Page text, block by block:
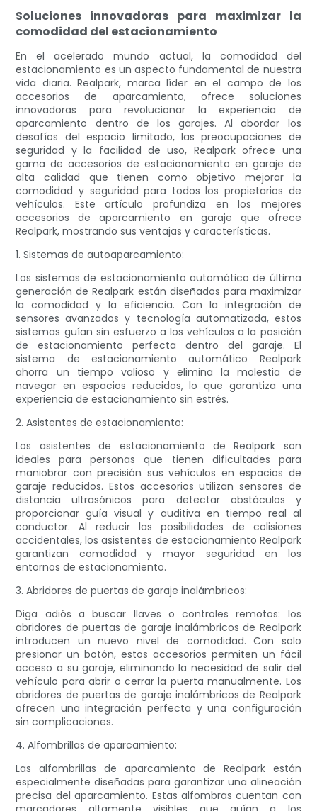
Soluciones innovadoras para maximizar la
comodidad del estacionamiento
En el acelerado mundo actual, la comodidad del
estacionamiento es un aspecto fundamental de nuestra
vida diaria. Realpark, marca líder en el campo de los
accesorios de aparcamiento, ofrece soluciones
innovadoras para revolucionar la experiencia de
aparcamiento dentro de los garajes. Al abordar los
desafíos del espacio limitado, las preocupaciones de
seguridad y la facilidad de uso, Realpark ofrece una
gama de accesorios de estacionamiento en garaje de
alta calidad que tienen como objetivo mejorar la
comodidad y seguridad para todos los propietarios de
vehículos. Este artículo profundiza en los mejores
accesorios de aparcamiento en garaje que ofrece
Realpark, mostrando sus ventajas y características.
1. Sistemas de autoaparcamiento:
Los sistemas de estacionamiento automático de última
generación de Realpark están diseñados para maximizar
la comodidad y la eficiencia. Con la integración de
sensores avanzados y tecnología automatizada, estos
sistemas guían sin esfuerzo a los vehículos a la posición
de estacionamiento perfecta dentro del garaje. El
sistema de estacionamiento automático Realpark
ahorra un tiempo valioso y elimina la molestia de
navegar en espacios reducidos, lo que garantiza una
experiencia de estacionamiento sin estrés.
2. Asistentes de estacionamiento:
Los asistentes de estacionamiento de Realpark son
ideales para personas que tienen dificultades para
maniobrar con precisión sus vehículos en espacios de
garaje reducidos. Estos accesorios utilizan sensores de
distancia ultrasónicos para detectar obstáculos y
proporcionar guía visual y auditiva en tiempo real al
conductor. Al reducir las posibilidades de colisiones
accidentales, los asistentes de estacionamiento Realpark
garantizan comodidad y mayor seguridad en los
entornos de estacionamiento.
3. Abridores de puertas de garaje inalámbricos:
Diga adiós a buscar llaves o controles remotos: los
abridores de puertas de garaje inalámbricos de Realpark
introducen un nuevo nivel de comodidad. Con solo
presionar un botón, estos accesorios permiten un fácil
acceso a su garaje, eliminando la necesidad de salir del
vehículo para abrir o cerrar la puerta manualmente. Los
abridores de puertas de garaje inalámbricos de Realpark
ofrecen una integración perfecta y una configuración
sin complicaciones.
4. Alfombrillas de aparcamiento:
Las alfombrillas de aparcamiento de Realpark están
especialmente diseñadas para garantizar una alineación
precisa del aparcamiento. Estas alfombras cuentan con